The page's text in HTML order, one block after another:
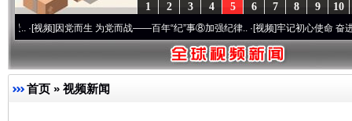
10
9
8
7
6
5
4
3
2
1
因党而生 为党而战——百年“纪”事⑧加强纪律..·[视频]牢记初心使命 奋进复兴征程
首页 » 视频新闻
完善运行机制助力责任有效落实